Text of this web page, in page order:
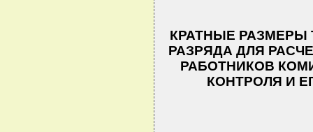
КРАТНЫЕ РАЗМЕРЫ
РАЗРЯДА ДЛЯ
РАБОТНИКОВ
КОНТРОЛЯ И